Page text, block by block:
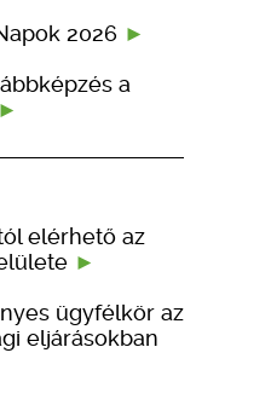
2026
a
elérhető az
ügyfélkör az
eljárásokban